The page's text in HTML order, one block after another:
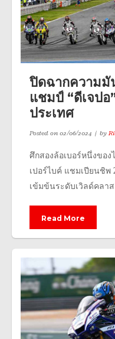
ปิดฉากความมั
แชมป์ “ดีเจป
ประเทศ
Posted on02/06/2024 by
ศึกสองล้อเบอร์หนึ่งขอ
เปอร์ไบค์ แชมเปียนชิ
เข้มข้นระดับเวิลด์คลา
Read More